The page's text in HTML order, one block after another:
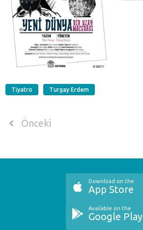
Tiyatro Turgay Erdem
Önceki
Download on the
App Store
Available on the
Google Play